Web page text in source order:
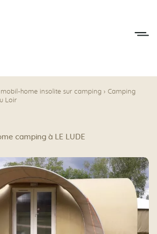
home insolite sur camping › Camping
Loir
camping à LE LUDE